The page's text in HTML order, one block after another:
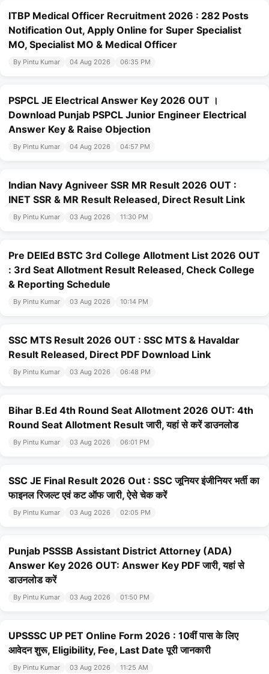
ITBP Medical Officer Recruitment 2026 : 282 Posts
Notification Out, Apply Online for Super Specialist
MO, Specialist MO & Medical Officer
By Pintu Kumar 04 Aug 2026 06:35 PM
PSPCL JE Electrical Answer Key 2026 OUT ।
Download Punjab PSPCL Junior Engineer Electrical
Answer Key & Raise Objection
By Pintu Kumar 04 Aug 2026 04:57 PM
Indian Navy Agniveer SSR MR Result 2026 OUT :
INET SSR & MR Result Released, Direct Result Link
By Pintu Kumar 03 Aug 2026 11:30 PM
Pre DElEd BSTC 3rd College Allotment List 2026 OUT
: 3rd Seat Allotment Result Released, Check College
& Reporting Schedule
By Pintu Kumar 03 Aug 2026 10:14 PM
SSC MTS Result 2026 OUT : SSC MTS & Havaldar
Result Released, Direct PDF Download Link
By Pintu Kumar 03 Aug 2026 06:48 PM
Bihar B.Ed 4th Round Seat Allotment 2026 OUT: 4th
Round Seat Allotment Result जारी, यहां से करें डाउनलोड
By Pintu Kumar 03 Aug 2026 06:01 PM
SSC JE Final Result 2026 Out : SSC जूनियर इंजीनियर भर्ती का
फाइनल रिजल्ट एवं कट ऑफ जारी, ऐसे चेक करें
By Pintu Kumar 03 Aug 2026 02:05 PM
Punjab PSSSB Assistant District Attorney (ADA)
Answer Key 2026 OUT: Answer Key PDF जारी, यहां से
डाउनलोड करें
By Pintu Kumar 03 Aug 2026 01:50 PM
UPSSSC UP PET Online Form 2026 : 10वीं पास के लिए
आवेदन शुरू, Eligibility, Fee, Last Date पूरी जानकारी
By Pintu Kumar 03 Aug 2026 11:25 AM